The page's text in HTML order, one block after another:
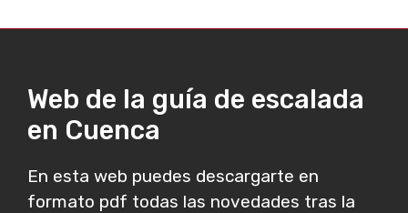
Web de la guía de escalada
en Cuenca
En esta web puedes descargarte en
formato pdf todas las novedades tras la